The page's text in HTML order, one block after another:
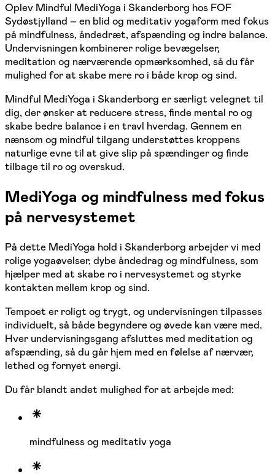
Oplev Mindful MediYoga i Skanderborg hos FOF
Sydøstjylland – en blid og meditativ yogaform med fokus
på mindfulness, åndedræt, afspænding og indre balance.
Undervisningen kombinerer rolige bevægelser,
meditation og nærværende opmærksomhed, så du får
mulighed for at skabe mere ro i både krop og sind.
Mindful MediYoga i Skanderborg er særligt velegnet til
dig, der ønsker at reducere stress, finde mental ro og
skabe bedre balance i en travl hverdag. Gennem en
nænsom og mindful tilgang understøttes kroppens
naturlige evne til at give slip på spændinger og finde
tilbage til ro og overskud.
MediYoga og mindfulness med fokus
på nervesystemet
På dette MediYoga hold i Skanderborg arbejder vi med
rolige yogaøvelser, dybe åndedrag og mindfulness, som
hjælper med at skabe ro i nervesystemet og styrke
kontakten mellem krop og sind.
Tempoet er roligt og trygt, og undervisningen tilpasses
individuelt, så både begyndere og øvede kan være med.
Hver undervisningsgang afsluttes med meditation og
afspænding, så du går hjem med en følelse af nærvær,
lethed og fornyet energi.
Du får blandt andet mulighed for at arbejde med:
mindfulness og meditativ yoga